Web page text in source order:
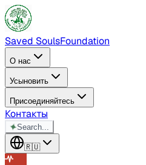
Saved SoulsFoundation
О нас
Усыновить
Присоединяйтесь
Контакты
✦Search...
🇷🇺